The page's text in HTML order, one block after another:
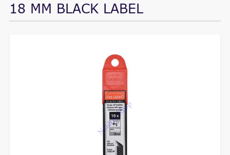
18 MM BLACK LABEL